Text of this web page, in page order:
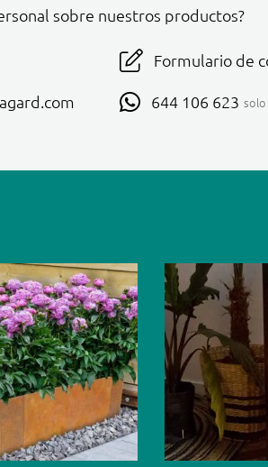
sobre nuestros productos?
Formulario de
644 106 623 solo